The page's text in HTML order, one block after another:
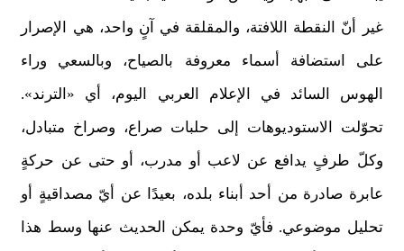
غير أنّ النقطة اللافتة، والمقلقة في آنٍ واحد، هي الإصرار
على استضافة أسماء معروفة بالصياح، وبالسعي وراء
الهوس السائد في الإعلام العربي اليوم، أي «الترند».
تحوّلت الاستوديوهات إلى حلبات صراع، وصراخ متبادل،
وكلّ طرفٍ يدافع عن لاعب أو مدرب، أو حتى عن حركةٍ
عابرة صادرة من أحد أبناء بلده، بعيدًا عن أيّ مصداقيةٍ أو
تحليل موضوعي. فأيّ وحدة يمكن الحديث عنها وسط هذا